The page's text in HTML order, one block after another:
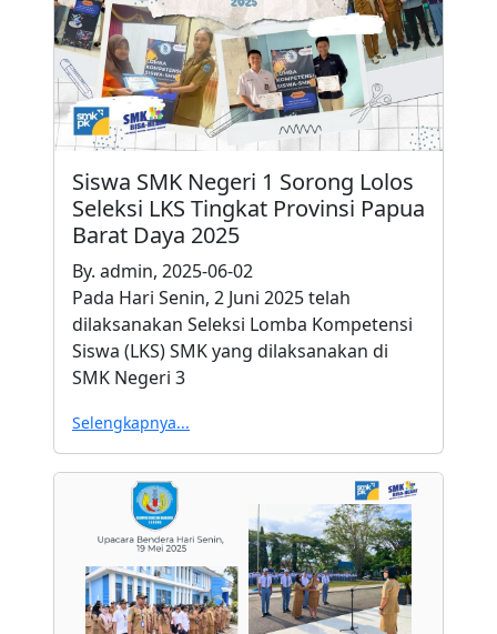
Siswa SMK Negeri 1 Sorong Lolos
Seleksi LKS Tingkat Provinsi Papua
Barat Daya 2025
By. admin, 2025-06-02
Pada Hari Senin, 2 Juni 2025 telah
dilaksanakan Seleksi Lomba Kompetensi
Siswa (LKS) SMK yang dilaksanakan di
SMK Negeri 3
Selengkapnya...